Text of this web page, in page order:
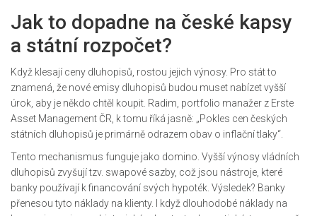
Jak to dopadne na české kapsy
a státní rozpočet?
Když klesají ceny dluhopisů, rostou jejich výnosy. Pro stát to
znamená, že nové emisy dluhopisů budou muset nabízet vyšší
úrok, aby je někdo chtěl koupit. Radim , portfolio manažer z Erste
Asset Management ČR , k tomu říká jasně: „Pokles cen českých
státních dluhopisů je primárně odrazem obav o inflační tlaky“.
Tento mechanismus funguje jako domino. Vyšší výnosy vládních
dluhopisů zvyšují tzv. swapové sazby, což jsou nástroje, které
banky používají k financování svých hypoték. Výsledek? Banky
přenesou tyto náklady na klienty. I když dlouhodobé náklady na